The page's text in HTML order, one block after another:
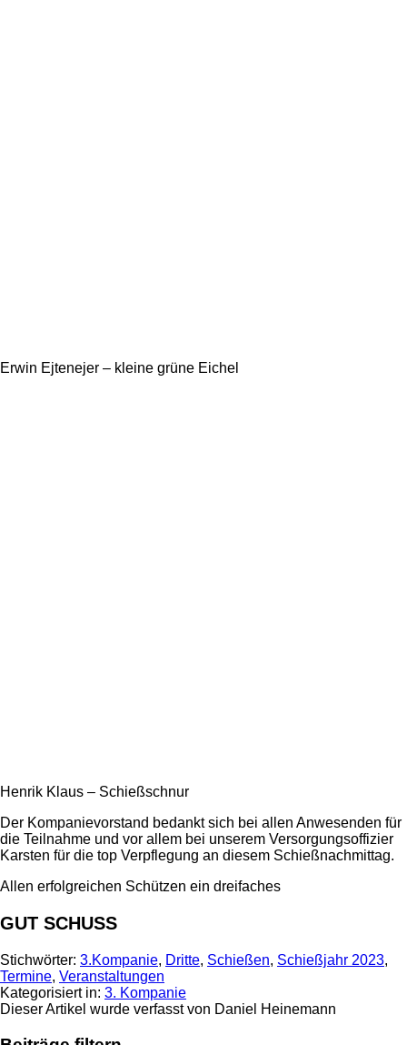
Erwin Ejtenejer – kleine grüne Eichel
Henrik Klaus – Schießschnur
Der Kompanievorstand bedankt sich bei allen Anwesenden für
die Teilnahme und vor allem bei unserem Versorgungsoffizier
Karsten für die top Verpflegung an diesem Schießnachmittag.
Allen erfolgreichen Schützen ein dreifaches
GUT SCHUSS
Stichwörter: 3.Kompanie, Dritte, Schießen, Schießjahr 2023,
Termine, Veranstaltungen
Kategorisiert in: 3. Kompanie
Dieser Artikel wurde verfasst von Daniel Heinemann